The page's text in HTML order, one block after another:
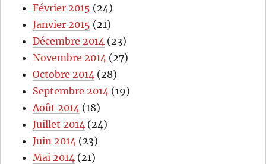
Février 2015 (24)
Janvier 2015 (21)
Décembre 2014 (23)
Novembre 2014 (27)
Octobre 2014 (28)
Septembre 2014 (19)
Août 2014 (18)
Juillet 2014 (24)
Juin 2014 (23)
Mai 2014 (21)